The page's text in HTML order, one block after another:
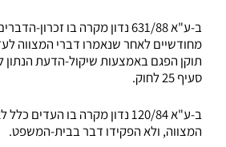
ב-ע"א 631/88 נדון מקרה בו
מחודשיים לאחר שנאמרו דברי המצווה
תוקן הפגם באמצעות שיקול-הדעת
סעיף 25 לחוק.
ב-ע"א 120/84 נדון מקרה בו
המצווה, ולא הפקידו דבר בבית-המשפט.